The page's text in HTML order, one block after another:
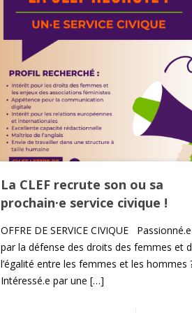
La CLEF recrute son ou sa
prochain·e service civique !
OFFRE DE SERVICE CIVIQUE Passionné.e
par la défense des droits des femmes et
l’égalité entre les femmes et les hommes
Intéressé.e par une […]